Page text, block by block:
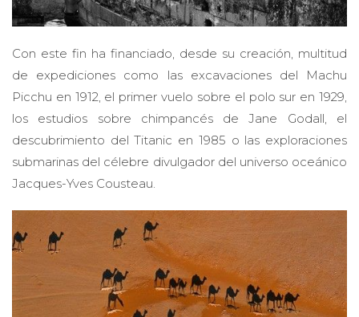
Con este fin ha financiado, desde su creación, multitud
de expediciones como las excavaciones del Machu
Picchu en 1912, el primer vuelo sobre el polo sur en 1929,
los estudios sobre chimpancés de Jane Godall, el
descubrimiento del Titanic en 1985 o las exploraciones
submarinas del célebre divulgador del universo oceánico
Jacques-Yves Cousteau.